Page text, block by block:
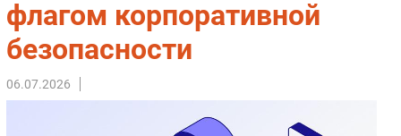
Интеграция
Рынок ПК
Торговые сети
флагом корпоративной
безопасности
06.07.2026